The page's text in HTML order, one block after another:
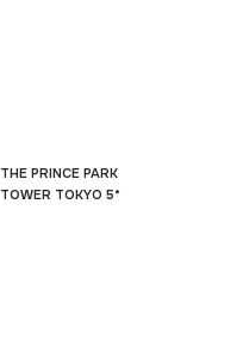
THE PRINCE PARK
TOWER TOKYO 5*